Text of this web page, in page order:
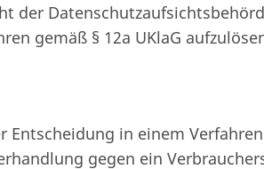
der
gemäß § 12a UKlaG
Entscheidung in einem
gegen ein